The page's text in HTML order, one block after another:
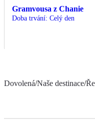
Gramvousa z Chanie
Doba trvání: Celý den
Dovolená/Naše destinace/